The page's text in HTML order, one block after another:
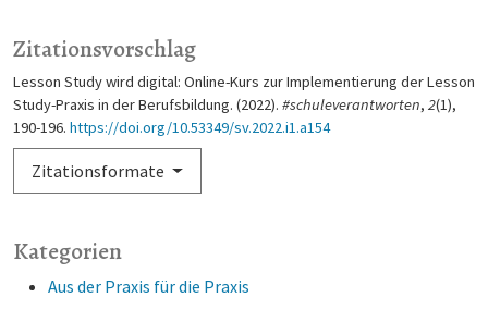
Kategorien
Aus der Praxis für die Praxis
Zitationsvorschlag
Lesson Study wird digital: Online-Kurs zur Implementierung der Lesson
Study-Praxis in der Berufsbildung. (2022). #schuleverantworten, 2(1),
190-196. https://doi.org/10.53349/sv.2022.i1.a154
Zitationsformate